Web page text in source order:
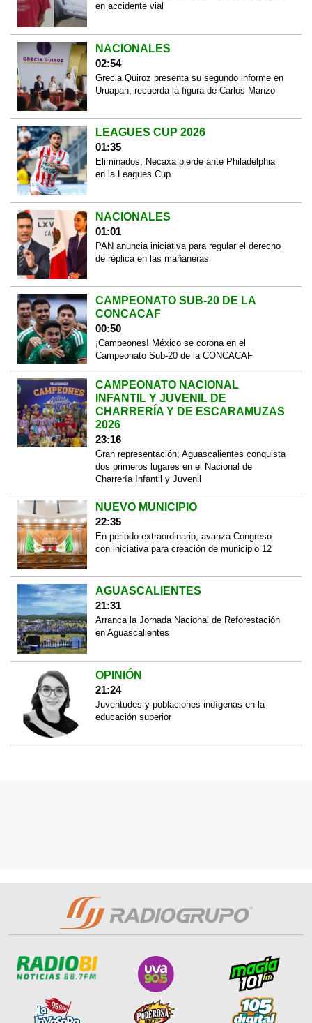
en accidente vial
NACIONALES
02:54
Grecia Quiroz presenta su segundo informe en
Uruapan; recuerda la figura de Carlos Manzo
LEAGUES CUP 2026
01:35
Eliminados; Necaxa pierde ante Philadelphia
en la Leagues Cup
NACIONALES
01:01
PAN anuncia iniciativa para regular el derecho
de réplica en las mañaneras
CAMPEONATO SUB-20 DE LA
CONCACAF
00:50
¡Campeones! México se corona en el
Campeonato Sub-20 de la CONCACAF
CAMPEONATO NACIONAL
INFANTIL Y JUVENIL DE
CHARRERÍA Y DE ESCARAMUZAS
2026
23:16
Gran representación; Aguascalientes conquista
dos primeros lugares en el Nacional de
Charrería Infantil y Juvenil
NUEVO MUNICIPIO
22:35
En periodo extraordinario, avanza Congreso
con iniciativa para creación de municipio 12
AGUASCALIENTES
21:31
Arranca la Jornada Nacional de Reforestación
en Aguascalientes
OPINIÓN
21:24
Juventudes y poblaciones indígenas en la
educación superior